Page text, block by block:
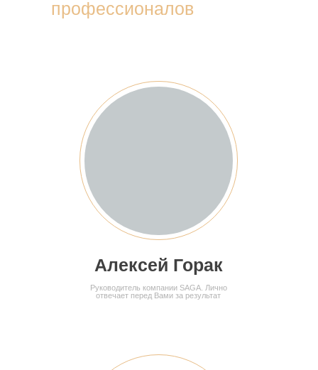
подробнее
подробнее
ПОДРОБНЕЕ
Кухня угловая с
Кухня стиль бохо
професcионалов
Алексей Горак
Руководитель компании SAGA. Лично
отвечает перед Вами за результат